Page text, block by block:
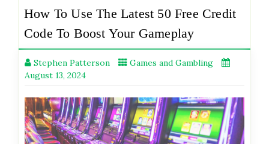
How To Use The Latest 50 Free Credit
Code To Boost Your Gameplay
Stephen Patterson
Games and Gambling
August 13, 2024